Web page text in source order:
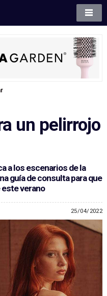
un pelirrojo
a los escenarios de la
guía de consulta para que
este verano
25/04/2022